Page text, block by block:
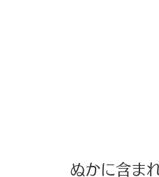
ぬかに含ま